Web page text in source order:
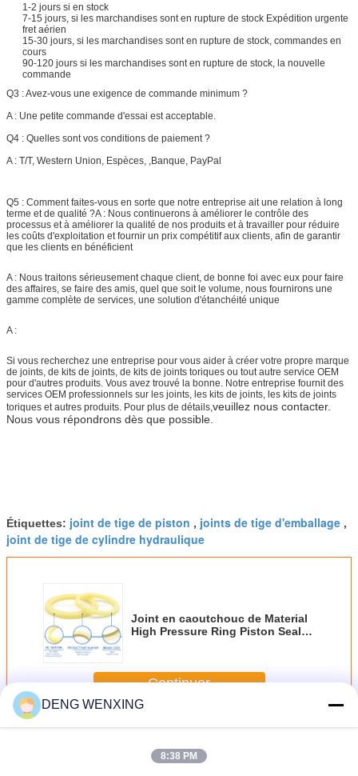
1-2 jours si en stock
7-15 jours, si les marchandises sont en rupture de stock Expédition urgente
fret aérien
15-30 jours, si les marchandises sont en rupture de stock, commandes en
cours
90-120 jours si les marchandises sont en rupture de stock, la nouvelle
commande
Q3 : Avez-vous une exigence de commande minimum ?
A : Une petite commande d'essai est acceptable.
Q4 : Quelles sont vos conditions de paiement ?
A : T/T, Western Union, Espèces, ,Banque, PayPal
Q5 : Comment faites-vous en sorte que notre entreprise ait une relation à long
terme et de qualité ?A : Nous continuerons à améliorer le contrôle des
processus et à améliorer la qualité de nos produits et à travailler pour réduire
les coûts d'exploitation et fournir un prix compétitif aux clients, afin de garantir
que les clients en bénéficient
A : Nous traitons sérieusement chaque client, de bonne foi avec eux pour faire
des affaires, se faire des amis, quel que soit le volume, nous fournirons une
gamme complète de services, une solution d'étanchéité unique
A :
Si vous recherchez une entreprise pour vous aider à créer votre propre marque
de joints, de kits de joints, de kits de joints toriques ou tout autre service OEM
pour d'autres produits. Vous avez trouvé la bonne. Notre entreprise fournit des
services OEM professionnels sur les joints, les kits de joints, les kits de joints
toriques et autres produits. Pour plus de détails, veuillez nous contacter.
Nous vous répondrons dès que possible.
Étiquettes: joint de tige de piston , joints de tige d'emballage ,
joint de tige de cylindre hydraulique
Joint en caoutchouc de Material
High Pressure Ring Piston Seal
Continuer
PlusJoints hydrauliques de Rod
DENG WENXING
8:38 PM